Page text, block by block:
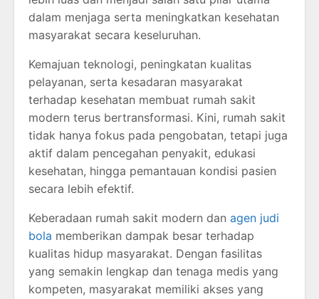
dalam menjaga serta meningkatkan kesehatan
masyarakat secara keseluruhan.
Kemajuan teknologi, peningkatan kualitas
pelayanan, serta kesadaran masyarakat
terhadap kesehatan membuat rumah sakit
modern terus bertransformasi. Kini, rumah sakit
tidak hanya fokus pada pengobatan, tetapi juga
aktif dalam pencegahan penyakit, edukasi
kesehatan, hingga pemantauan kondisi pasien
secara lebih efektif.
Keberadaan rumah sakit modern dan agen judi
bola memberikan dampak besar terhadap
kualitas hidup masyarakat. Dengan fasilitas
yang semakin lengkap dan tenaga medis yang
kompeten, masyarakat memiliki akses yang